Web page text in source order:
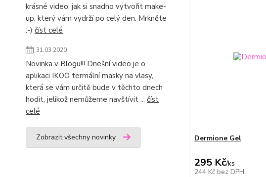
krásné video, jak si snadno vytvořit make-
up, který vám vydrží po celý den. Mrkněte
:-) číst celé
31.03.2020
Novinka v Blogu!!! Dnešní video je o
aplikaci IKOO termální masky na vlasy,
která se vám určitě bude v těchto dnech
hodit, jelikož nemůžeme navštívit ... číst
celé
Zobrazit všechny novinky Dermione Gel
295 Kč/ks
244 Kč bez DPH